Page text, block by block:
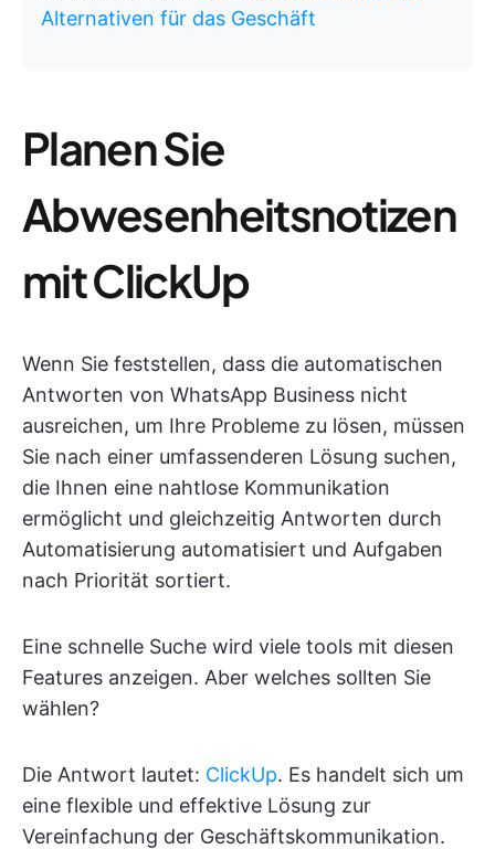
Alternativen für das Geschäft
Planen Sie
Abwesenheitsnotizen
mit ClickUp
Wenn Sie feststellen, dass die automatischen
Antworten von WhatsApp Business nicht
ausreichen, um Ihre Probleme zu lösen, müssen
Sie nach einer umfassenderen Lösung suchen,
die Ihnen eine nahtlose Kommunikation
ermöglicht und gleichzeitig Antworten durch
Automatisierung automatisiert und Aufgaben
nach Priorität sortiert.
Eine schnelle Suche wird viele tools mit diesen
Features anzeigen. Aber welches sollten Sie
wählen?
Die Antwort lautet: ClickUp. Es handelt sich um
eine flexible und effektive Lösung zur
Vereinfachung der Geschäftskommunikation.